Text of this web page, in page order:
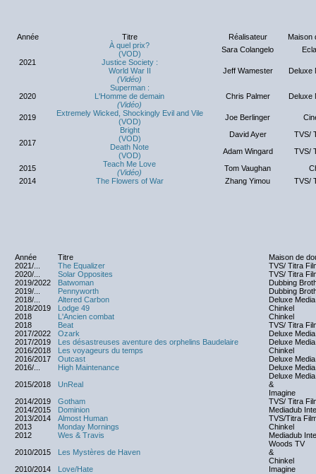
Année Titre Réalisateur Maison
2021
À quel prix?
(VOD)
Sara Colangelo
Justice Society :
World War II
(Vidéo)
Jeff Wamester Deluxe
2020
Superman :
L'Homme de demain
(Vidéo)
Chris Palmer Deluxe
2019
Extremely Wicked, Shockingly Evil and Vile
(VOD)
Joe Berlinger
2017
Bright
(VOD)
David Ayer
TVS/
Death Note
(VOD)
Adam Wingard
TVS/
2015
Teach Me Love
(Vidéo)
Tom Vaughan
2014
The Flowers of War Zhang Yimou TVS/
Année Titre
Maison de
2021/...
The Equalizer
TVS/ Titra
2020/...
Solar Opposites
TVS/ Titra
2019/2022
Batwoman
Dubbing
2019/...
Pennyworth
Dubbing
2018/...
Altered Carbon
Deluxe
2018/2019
Lodge 49
Chinkel
2018
L'Ancien combat
Chinkel
2018
Beat
TVS/ Titra
2017/2022
Ozark
Deluxe
2017/2019
Les désastreuses aventure des orphelins Baudelaire
Deluxe
2016/2018
Les voyageurs du temps
Chinkel
2016/2017
Outcast
Deluxe
2016/...
High Maintenance
Deluxe
2015/2018
UnReal
Deluxe
&
Imagine
2014/2019
Gotham
TVS/ Titra
2014/2015
Dominion
Mediadub
2013/2014
Almost Human
TVS/Titra
2013
Monday Mornings
Chinkel
2012
Wes & Travis
Mediadub
2010/2015
Les Mystères de Haven
Woods TV
&
Chinkel
2010/2014
Love/Hate Imagine